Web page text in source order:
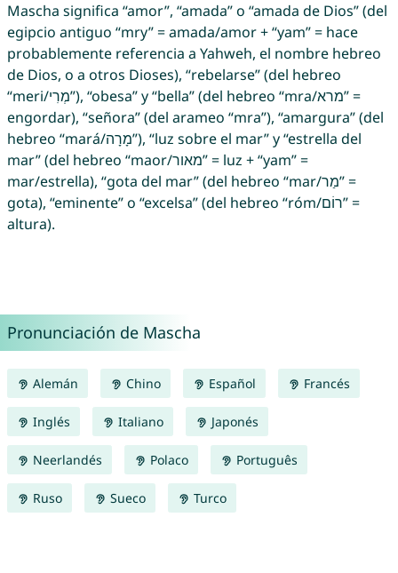
Mascha significa “amor”, “amada” o “amada de Dios” (del
egipcio antiguo “mry” = amada/amor + “yam” = hace
probablemente referencia a Yahweh, el nombre hebreo
de Dios, o a otros Dioses), “rebelarse” (del hebreo
“meri/מְרִי”), “obesa” y “bella” (del hebreo “mra/מרא” =
engordar), “señora” (del arameo “mra”), “amargura” (del
hebreo “mará/מָרָה”), “luz sobre el mar” y “estrella del
mar” (del hebreo “maor/מאור” = luz + “yam” =
mar/estrella), “gota del mar” (del hebreo “mar/מַר” =
gota), “eminente” o “excelsa” (del hebreo “róm/רוֹם” =
altura).
Pronunciación de Mascha
Alemán Chino Español Francés
Inglés Italiano Japonés
Neerlandés Polaco Português
Ruso Sueco Turco